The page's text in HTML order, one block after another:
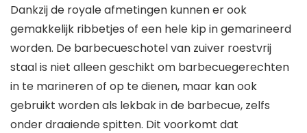
Dankzij de royale afmetingen kunnen er ook
gemakkelijk ribbetjes of een hele kip in gemarineerd
worden. De barbecueschotel van zuiver roestvrij
staal is niet alleen geschikt om barbecuegerechten
in te marineren of op te dienen, maar kan ook
gebruikt worden als lekbak in de barbecue, zelfs
onder draaiende spitten. Dit voorkomt dat